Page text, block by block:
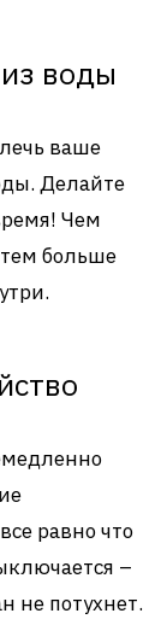
воды
ваше
Делайте
Чем
больше
равно что
–
не потухнет.